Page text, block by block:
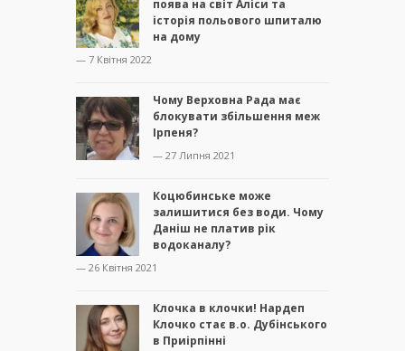
поява на світ Аліси та
історія польового шпиталю
на дому
— 7 Квітня 2022
Чому Верховна Рада має
блокувати збільшення меж
Ірпеня?
— 27 Липня 2021
Коцюбинське може
залишитися без води. Чому
Даніш не платив рік
водоканалу?
— 26 Квітня 2021
Клочка в клочки! Нардеп
Клочко стає в.о. Дубінського
в Приірпінні